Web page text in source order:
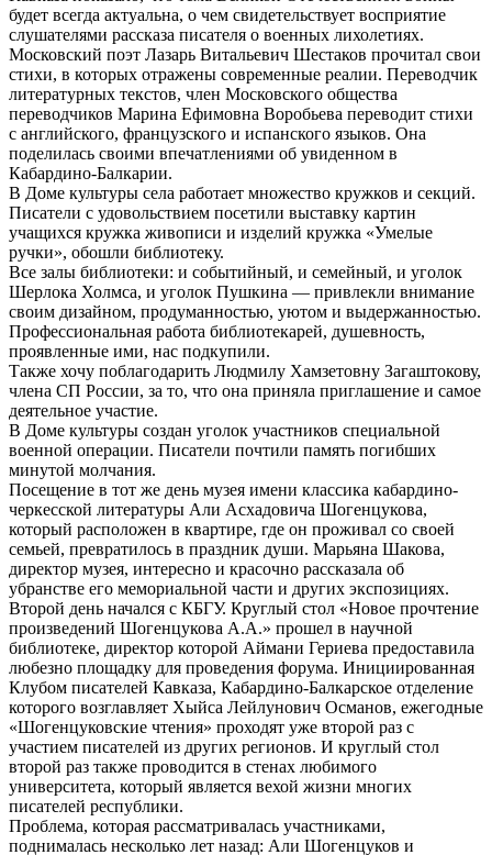
будет всегда актуальна, о чем свидетельствует восприятие
слушателями рассказа писателя о военных лихолетиях.
Московский поэт Лазарь Витальевич Шестаков прочитал свои
стихи, в которых отражены современные реалии. Переводчик
литературных текстов, член Московского общества
переводчиков Марина Ефимовна Воробьева переводит стихи
с английского, французского и испанского языков. Она
поделилась своими впечатлениями об увиденном в
Кабардино-Балкарии.
В Доме культуры села работает множество кружков и секций.
Писатели с удовольствием посетили выставку картин
учащихся кружка живописи и изделий кружка «Умелые
ручки», обошли библиотеку.
Все залы библиотеки: и событийный, и семейный, и уголок
Шерлока Холмса, и уголок Пушкина — привлекли внимание
своим дизайном, продуманностью, уютом и выдержанностью.
Профессиональная работа библиотекарей, душевность,
проявленные ими, нас подкупили.
Также хочу поблагодарить Людмилу Хамзетовну Загаштокову,
члена СП России, за то, что она приняла приглашение и самое
деятельное участие.
В Доме культуры создан уголок участников специальной
военной операции. Писатели почтили память погибших
минутой молчания.
Посещение в тот же день музея имени классика кабардино-
черкесской литературы Али Асхадовича Шогенцукова,
который расположен в квартире, где он проживал со своей
семьей, превратилось в праздник души. Марьяна Шакова,
директор музея, интересно и красочно рассказала об
убранстве его мемориальной части и других экспозициях.
Второй день начался с КБГУ. Круглый стол «Новое прочтение
произведений Шогенцукова А.А.» прошел в научной
библиотеке, директор которой Аймани Гериева предоставила
любезно площадку для проведения форума. Инициированная
Клубом писателей Кавказа, Кабардино-Балкарское отделение
которого возглавляет Хыйса Лейлунович Османов, ежегодные
«Шогенцуковские чтения» проходят уже второй раз с
участием писателей из других регионов. И круглый стол
второй раз также проводится в стенах любимого
университета, который является вехой жизни многих
писателей республики.
Проблема, которая рассматривалась участниками,
поднималась несколько лет назад: Али Шогенцуков и